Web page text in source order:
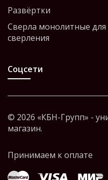
Развёртки
Сверла монолитные для
сверления
Соцсети
© 2026 «КБН-Групп» -
магазин.